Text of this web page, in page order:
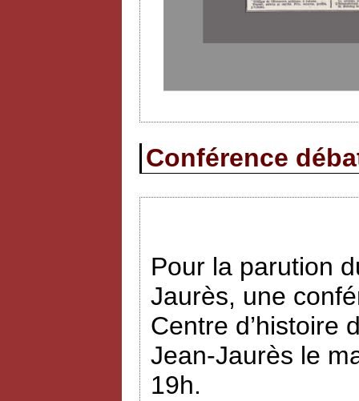
Conférence
Pour la parution
Jaurès, une
Centre d’histoire
Jean-Jaurès le
19h.